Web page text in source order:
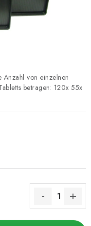
Anzahl von einzelnen
betragen: 120x 55x